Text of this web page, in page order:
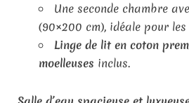
Une seconde chambre
(90×200 cm), idéale pour
Linge de lit en coton
moelleuses inclus.